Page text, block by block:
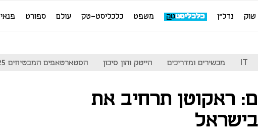
שוק נדל"ן משפט כלכליסט-טק עולם ספורט פנאי
IT מכשירים ומדריכים הייטק והון סיכון הסטארטאפים המבטיחים 25
ראקוטן תרחיב את